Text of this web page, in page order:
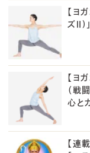
【ヨ
ズⅡ)
【ヨ
（戦
心と
【連